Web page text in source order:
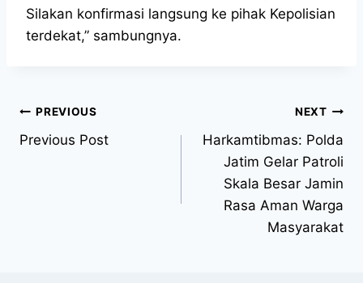
Silakan konfirmasi langsung ke pihak Kepolisian
terdekat,” sambungnya.
PREVIOUS
Previous Post
NEXT
Harkamtibmas: Polda
Jatim Gelar Patroli
Skala Besar Jamin
Rasa Aman Warga
Masyarakat